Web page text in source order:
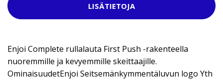
LISÄTIETOJA
Enjoi Complete rullalauta First Push -rakenteella
nuoremmille ja kevyemmille skeittaajille.
OminaisuudetEnjoi Seitsemänkymmentäluvun logo Yth